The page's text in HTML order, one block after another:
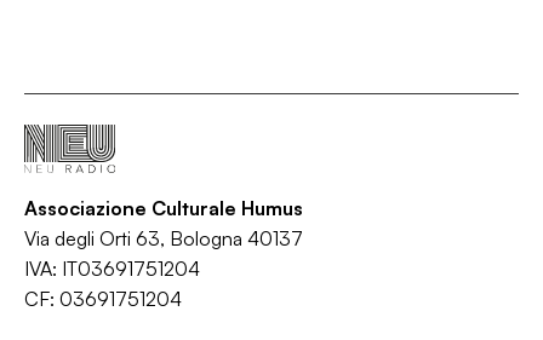
Associazione Culturale Humus
Via degli Orti 63, Bologna 40137
IVA: IT03691751204
CF: 03691751204